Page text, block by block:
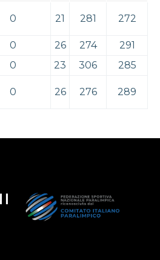
0 21 281 272
0 26 274
291
0 23 306
285
0 26 276 289